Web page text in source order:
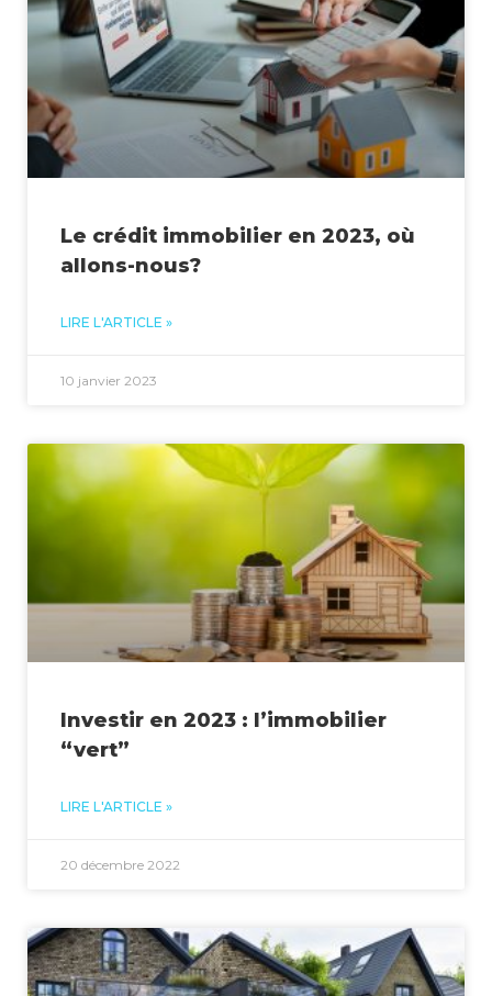
Le crédit immobilier en 2023, où
allons-nous?
LIRE L'ARTICLE »
10 janvier 2023
Investir en 2023 : l’immobilier
“vert”
LIRE L'ARTICLE »
20 décembre 2022